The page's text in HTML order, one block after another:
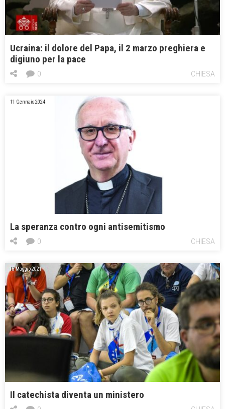
Ucraina: il dolore del Papa, il 2 marzo preghiera e
digiuno per la pace
CHIESA
0
11 Gennaio 2024
La speranza contro ogni antisemitismo
CHIESA
0
13 Maggio 2021
Il catechista diventa un ministero